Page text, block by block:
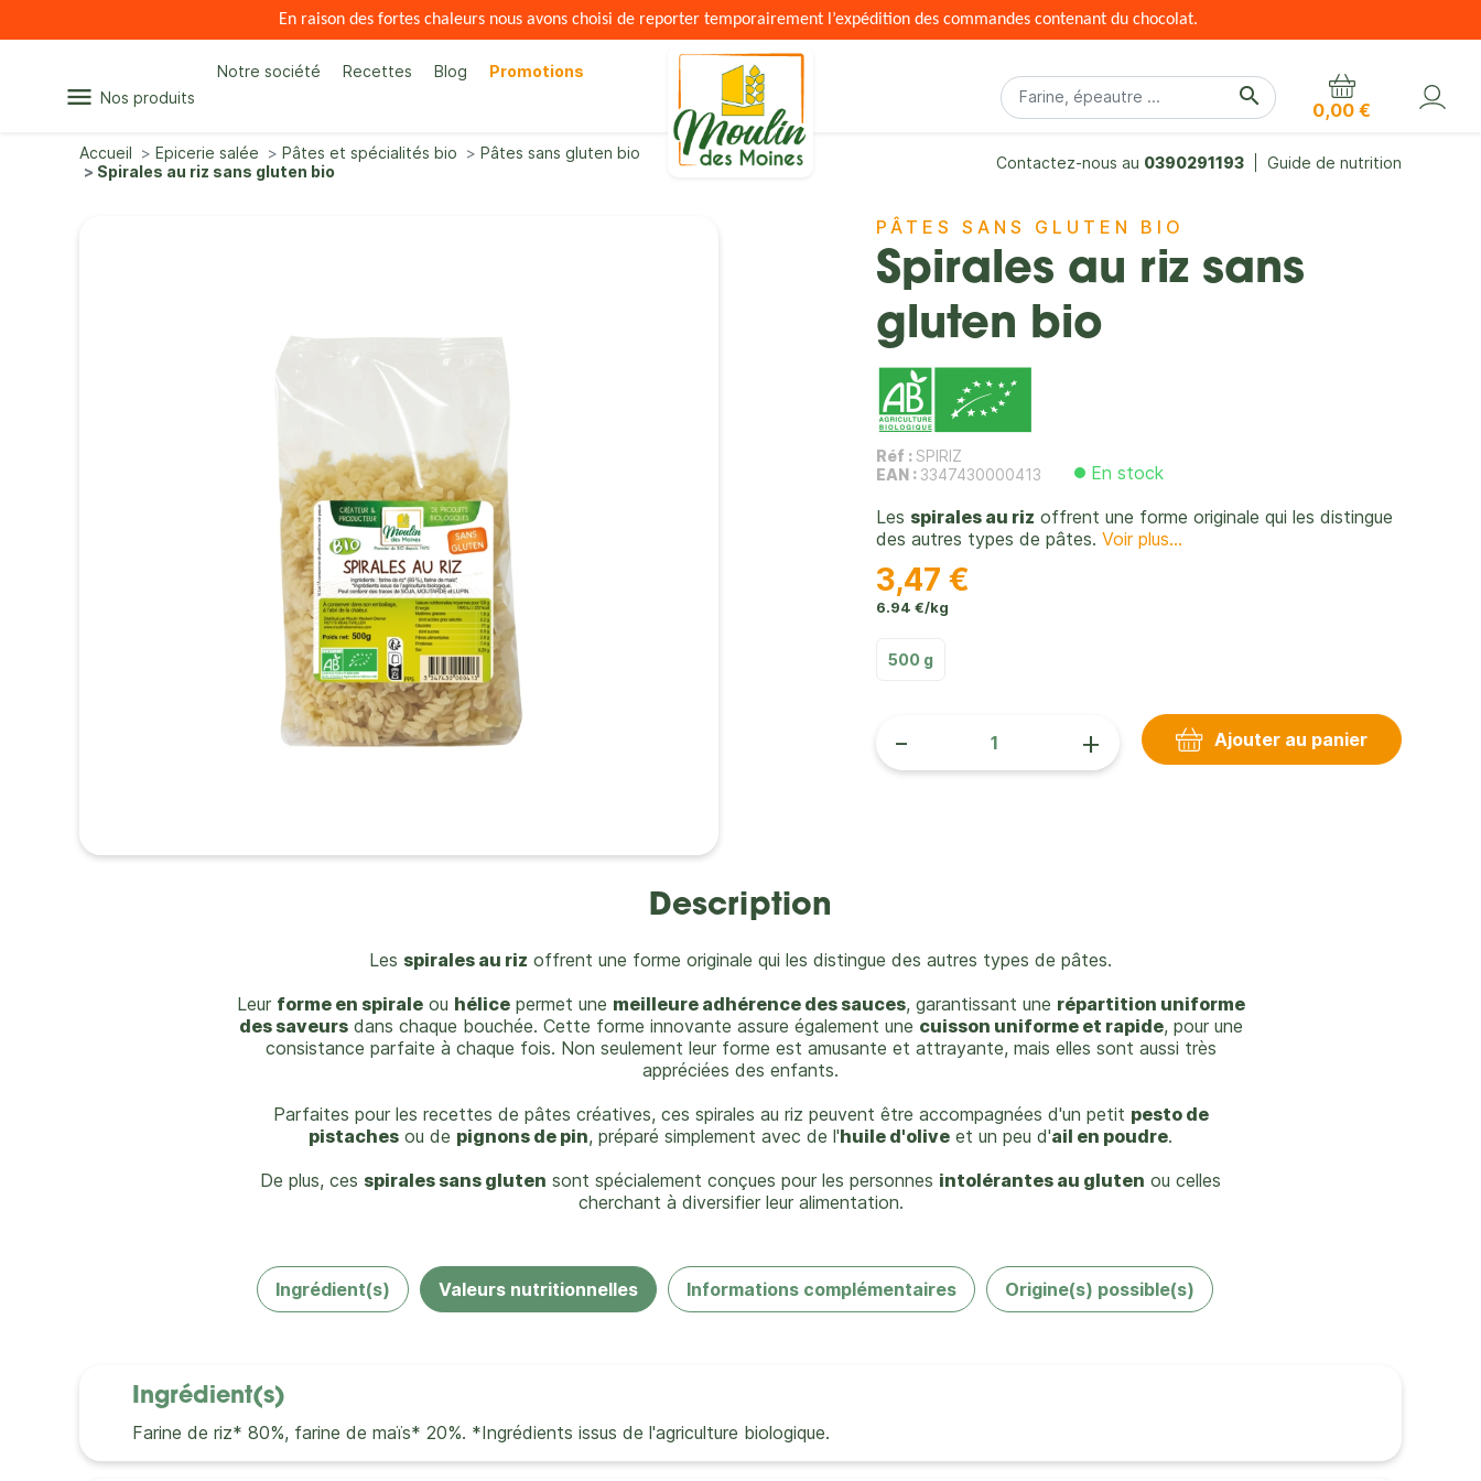
En raison des fortes chaleurs nous avons choisi de reporter temporairement l’expédition des commandes contenant du chocolat.
menu Nos produits
Notre société Recettes Blog Promotions
search
0,00 €
Accueil Epicerie salée Pâtes et spécialités bio
Pâtes sans gluten bio
Spirales au riz sans gluten bio
Contactez-nous au 0390291193 Guide de nutrition
PÂTES SANS GLUTEN BIO
Spirales au riz sans
gluten bio
Réf : SPIRIZ
EAN : 3347430000413
En stock
Les spirales au riz offrent une forme originale qui les distingue
des autres types de pâtes. Voir plus...
3,47 €
6.94 €/kg
500 g
- + Ajouter au panier
Description
Les spirales au riz offrent une forme originale qui les distingue des autres types de pâtes.
Leur forme en spiraleou hélicepermet une meilleure adhérence des sauces, garantissant une répartition uniforme
des saveursdans chaque bouchée. Cette forme innovante assure également une cuisson uniforme et rapide, pour une
consistance parfaite à chaque fois. Non seulement leur forme est amusante et attrayante, mais elles sont aussi très
appréciées des enfants.
Parfaites pour les recettes de pâtes créatives, ces spirales au riz peuvent être accompagnées d'un petit pesto de
pistaches ou de pignons de pin, préparé simplement avec de l'huile d'olive et un peu d'ail en poudre.
De plus, ces spirales sans gluten sont spécialement conçues pour les personnes intolérantes au gluten ou celles
cherchant à diversifier leur alimentation.
Ingrédient(s) Valeurs nutritionnelles Informations complémentaires Origine(s) possible(s)
Ingrédient(s)
Farine de riz* 80%, farine de maïs* 20%. *Ingrédients issus de l'agriculture biologique.